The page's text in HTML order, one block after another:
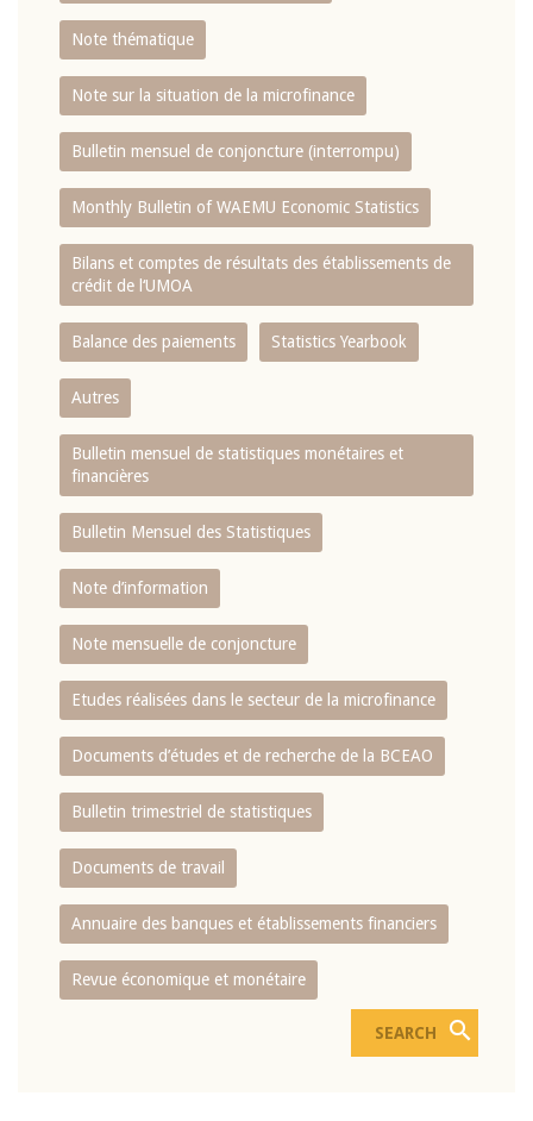
Note thématique
Note sur la situation de la microfinance
Bulletin mensuel de conjoncture (interrompu)
Monthly Bulletin of WAEMU Economic Statistics
Bilans et comptes de résultats des établissements de
crédit de l‘UMOA
Balance des paiements Statistics Yearbook
Autres
Bulletin mensuel de statistiques monétaires et
financières
Bulletin Mensuel des Statistiques
Note d’information
Note mensuelle de conjoncture
Etudes réalisées dans le secteur de la microfinance
Documents d’études et de recherche de la BCEAO
Bulletin trimestriel de statistiques
Documents de travail
Annuaire des banques et établissements financiers
Revue économique et monétaire